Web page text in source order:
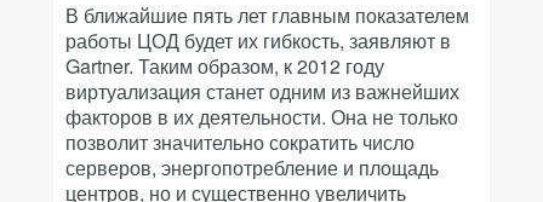
В ближайшие пять лет главным показателем
работы ЦОД будет их гибкость, заявляют в
Gartner. Таким образом, к 2012 году
виртуализация станет одним из важнейших
факторов в их деятельности. Она не только
позволит значительно сократить число
серверов, энергопотребление и площадь
центров, но и существенно увеличить